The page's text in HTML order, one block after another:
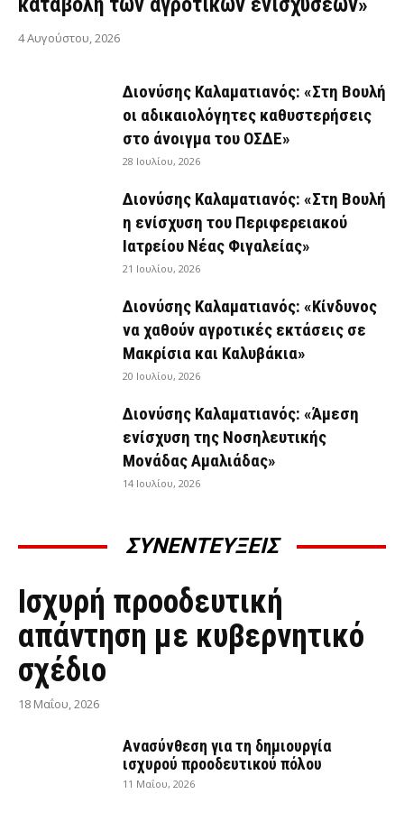
4 Αυγούστου, 2026
Διονύσης Καλαματιανός: «Στη Βουλή
οι αδικαιολόγητες καθυστερήσεις
στο άνοιγμα του ΟΣΔΕ»
28 Ιουλίου, 2026
Διονύσης Καλαματιανός: «Στη Βουλή
η ενίσχυση του Περιφερειακού
Ιατρείου Νέας Φιγαλείας»
21 Ιουλίου, 2026
Διονύσης Καλαματιανός: «Κίνδυνος
να χαθούν αγροτικές εκτάσεις σε
Μακρίσια και Καλυβάκια»
20 Ιουλίου, 2026
Διονύσης Καλαματιανός: «Άμεση
ενίσχυση της Νοσηλευτικής
Μονάδας Αμαλιάδας»
14 Ιουλίου, 2026
ΣΥΝΕΝΤΕΥΞΕΙΣ
ΣΥΝΕΝΤΕΎΞΕΙΣ
Ισχυρή προοδευτική
απάντηση με κυβερνητικό
σχέδιο
18 Μαΐου, 2026
Ανασύνθεση για τη δημιουργία
ισχυρού προοδευτικού πόλου
11 Μαΐου, 2026